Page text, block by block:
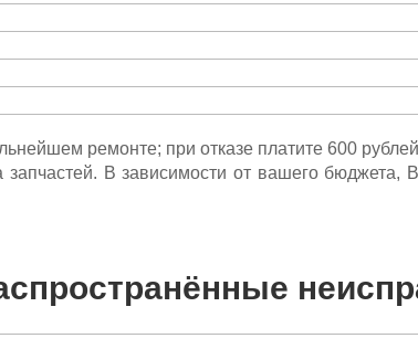
ремонте; при отказе платите 600
запчастей. В зависимости от вашего